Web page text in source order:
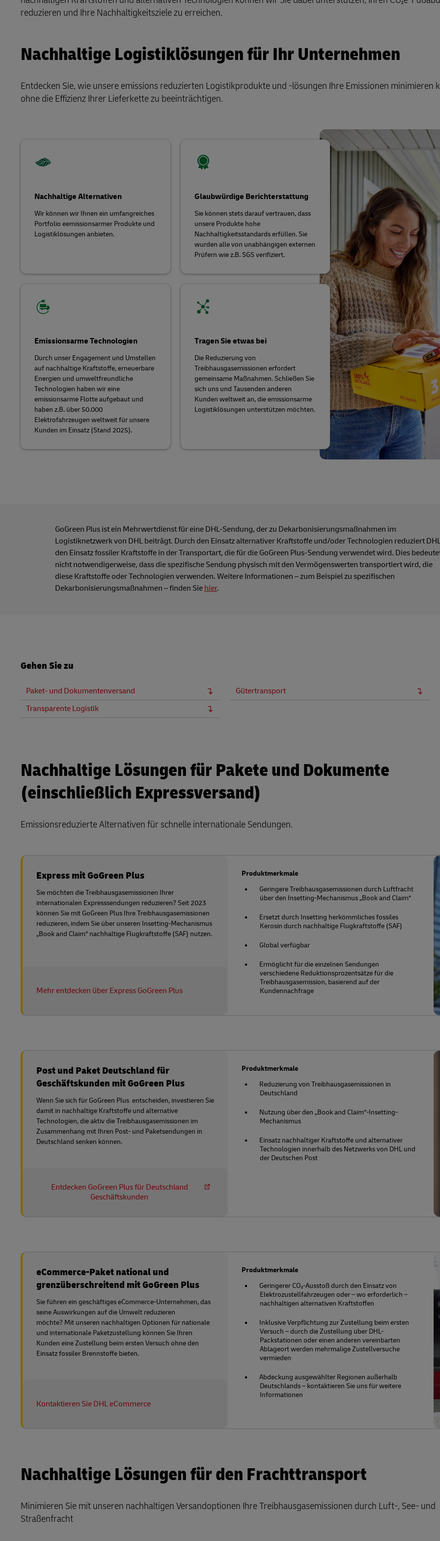
Postversand für Geschäftskunden Leitfaden für den
Über die Portale
LifeTrack
reduzieren und Ihre Nachhaltigkeitsziele zu erreichen.
Nachhaltige Logistiklösungen für Ihr Unternehmen
Entdecken Sie, wie unsere emissions reduzierten Logistikprodukte und -lösungen Ihre Emissionen minimieren
ohne die Effizienz Ihrer Lieferkette zu beeinträchtigen.
Nachhaltige Alternativen
Wir können wir Ihnen ein umfangreiches
Portfolio eemissionsarmer Produkte und
Logistiklösungen anbieten.
Glaubwürdige Berichterstattung
Sie können stets darauf vertrauen, dass
unsere Produkte hohe
Nachhaltigkeitsstandards erfüllen. Sie
wurden alle von unabhängigen externen
Prüfern wie z.B. SGS verifiziert.
Emissionsarme Technologien
Durch unser Engagement und Umstellen
auf nachhaltige Kraftstoffe, erneuerbare
Energien und umweltfreundliche
Technologien haben wir eine
emissionsarme Flotte aufgebaut und
haben z.B. über 50.000
Elektrofahrzeugen weltweit für unsere
Kunden im Einsatz (Stand 2025).
Tragen Sie etwas bei
Die Reduzierung von
Treibhausgasemissionen erfordert
gemeinsame Maßnahmen. Schließen Sie
sich uns und Tausenden anderen
Kunden weltweit an, die emissionsarme
Logistiklösungen unterstützen möchten.
GoGreen Plus ist ein Mehrwertdienst für eine DHL-Sendung, der zu Dekarbonisierungsmaßnahmen im
Logistiknetzwerk von DHL beiträgt. Durch den Einsatz alternativer Kraftstoffe und/oder Technologien reduziert
den Einsatz fossiler Kraftstoffe in der Transportart, die für die GoGreen Plus-Sendung verwendet wird. Dies
nicht notwendigerweise, dass die spezifische Sendung physisch mit den Vermögenswerten transportiert wird, die
diese Kraftstoffe oder Technologien verwenden. Weitere Informationen – zum Beispiel zu spezifischen
Dekarbonisierungsmaßnahmen – finden Sie hier.
Gehen Sie zu
Paket- und Dokumentenversand
Gütertransport
Transparente Logistik
Nachhaltige Lösungen für Pakete und Dokumente
(einschließlich Expressversand)
Emissionsreduzierte Alternativen für schnelle internationale Sendungen.
Express mit GoGreen Plus
Sie möchten die Treibhausgasemissionen Ihrer
internationalen Expresssendungen reduzieren? Seit 2023
können Sie mit GoGreen Plus Ihre Treibhausgasemissionen
reduzieren, indem Sie über unseren Insetting-Mechanismus
„Book and Claim“ nachhaltige Flugkraftstoffe (SAF) nutzen.
Mehr entdecken über Express GoGreen Plus
Produktmerkmale
Geringere Treibhausgasemissionen durch Luftfracht
über den Insetting-Mechanismus „Book and Claim“
Ersetzt durch Insetting herkömmliches fossiles
Kerosin durch nachhaltige Flugkraftstoffe (SAF)
Global verfügbar
Ermöglicht für die einzelnen Sendungen
verschiedene Reduktionsprozentsätze für die
Treibhausgasemission, basierend auf der
Kundennachfrage
Post und Paket Deutschland für
Geschäftskunden mit GoGreen Plus
Wenn Sie sich für GoGreen Plus entscheiden, investieren Sie
damit in nachhaltige Kraftstoffe und alternative
Technologien, die aktiv die Treibhausgasemissionen im
Zusammenhang mit Ihren Post- und Paketsendungen in
Deutschland senken können.
Entdecken GoGreen Plus für Deutschland
Geschäftskunden
Produktmerkmale
Reduzierung von Treibhausgasemissionen in
Deutschland
Nutzung über den „Book and Claim“-Insetting-
Mechanismus
Einsatz nachhaltiger Kraftstoffe und alternativer
Technologien innerhalb des Netzwerks von DHL und
der Deutschen Post
eCommerce-Paket national und
grenzüberschreitend mit GoGreen Plus
Sie führen ein geschäftiges eCommerce-Unternehmen, das
seine Auswirkungen auf die Umwelt reduzieren
möchte? Mit unseren nachhaltigen Optionen für nationale
und internationale Paketzustellung können Sie Ihren
Kunden eine Zustellung beim ersten Versuch ohne den
Einsatz fossiler Brennstoffe bieten.
Kontaktieren Sie DHL eCommerce
Produktmerkmale
Geringerer CO₂-Ausstoß durch den Einsatz von
Elektrozustellfahrzeugen oder – wo erforderlich –
nachhaltigen alternativen Kraftstoffen
Inklusive Verpflichtung zur Zustellung beim ersten
Versuch – durch die Zustellung über DHL-
Packstationen oder einen anderen vereinbarten
Ablageort werden mehrmalige Zustellversuche
vermieden
Abdeckung ausgewählter Regionen außerhalb
Deutschlands – kontaktieren Sie uns für weitere
Informationen
Nachhaltige Lösungen für den Frachttransport
Minimieren Sie mit unseren nachhaltigen Versandoptionen Ihre Treibhausgasemissionen durch Luft-, See- und
Straßenfracht